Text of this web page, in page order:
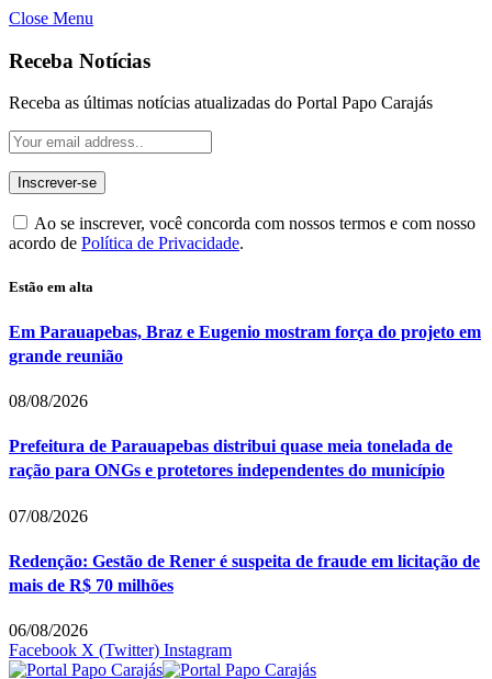
Close Menu
Receba Notícias
Receba as últimas notícias atualizadas do Portal Papo Carajás
Ao se inscrever, você concorda com nossos termos e com nosso
acordo de Política de Privacidade.
Estão em alta
Em Parauapebas, Braz e Eugenio mostram força do projeto em
grande reunião
08/08/2026
Prefeitura de Parauapebas distribui quase meia tonelada de
ração para ONGs e protetores independentes do município
07/08/2026
Redenção: Gestão de Rener é suspeita de fraude em licitação de
mais de R$ 70 milhões
06/08/2026
Facebook X (Twitter) Instagram